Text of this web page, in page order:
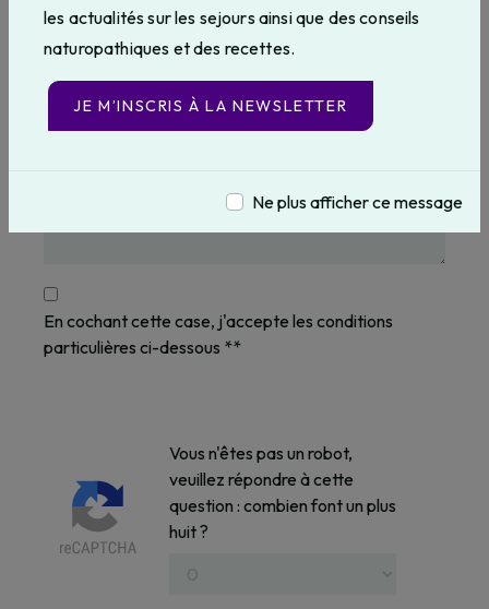
les actualités sur les sejours ainsi que des conseils
naturopathiques et des recettes.
JE M’INSCRIS À LA NEWSLETTER
Ne plus afficher ce message
En cochant cette case, j'accepte les conditions
particulières ci-dessous **
Vous n'êtes pas un robot,
veuillez répondre à cette
question : combien font un plus
huit ?